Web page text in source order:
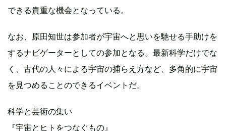
できる貴重な機会となっている。
なお、原田知世は参加者が宇宙へと思いを馳せる手助けを
するナビゲーターとしての参加となる。最新科学だけでな
く、古代の人々による宇宙の捕らえ方など、多角的に宇宙
を見つめることのできるイベントだ。
科学と芸術の集い
『宇宙とヒトをつなぐもの』